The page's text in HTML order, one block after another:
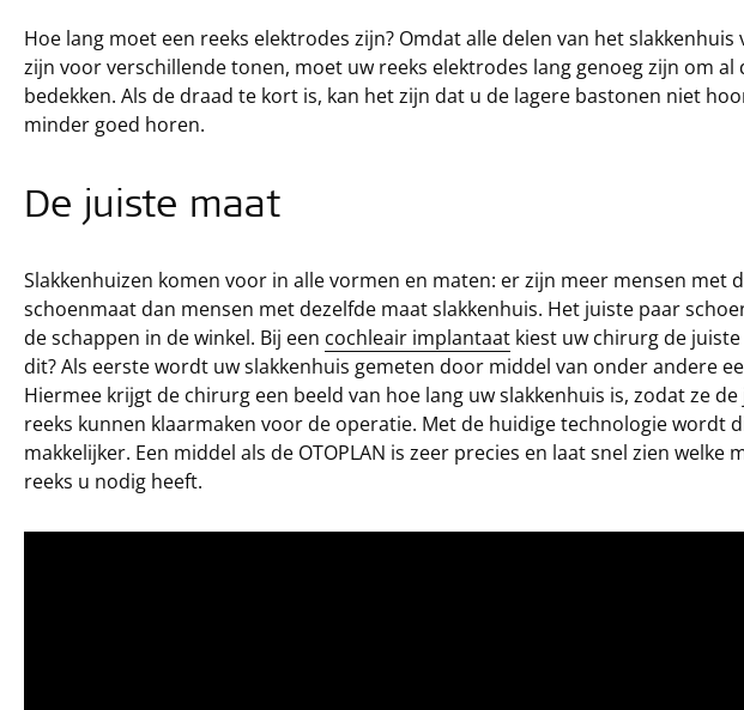
Hoe lang moet een reeks elektrodes zijn? Omdat alle delen van het
zijn voor verschillende tonen, moet uw reeks elektrodes lang genoeg zijn om al
bedekken. Als de draad te kort is, kan het zijn dat u de lagere bastonen niet
minder goed horen.
De juiste maat
Slakkenhuizen komen voor in alle vormen en maten: er zijn meer mensen met
schoenmaat dan mensen met dezelfde maat slakkenhuis. Het juiste paar
de schappen in de winkel. Bij een cochleair implantaat kiest uw chirurg de
dit? Als eerste wordt uw slakkenhuis gemeten door middel van onder andere
Hiermee krijgt de chirurg een beeld van hoe lang uw slakkenhuis is, zodat ze
reeks kunnen klaarmaken voor de operatie. Met de huidige technologie wordt
makkelijker. Een middel als de OTOPLAN is zeer precies en laat snel zien welke
reeks u nodig heeft.